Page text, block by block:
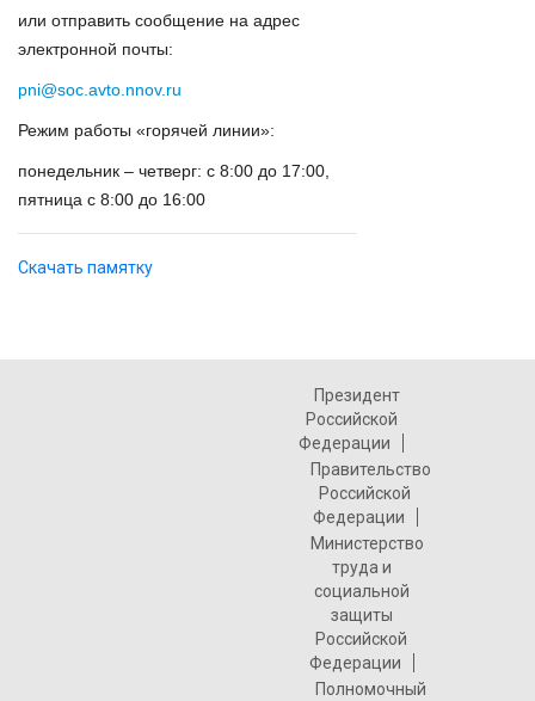
или отправить сообщение на адрес
электронной почты:
pni@soc.avto.nnov.ru
Режим работы «горячей линии»:
понедельник – четверг: с 8:00 до 17:00,
пятница с 8:00 до 16:00
Скачать памятку
Президент
Российской
Федерации
Правительство
Российской
Федерации
Министерство
труда и
социальной
защиты
Российской
Федерации
Полномочный